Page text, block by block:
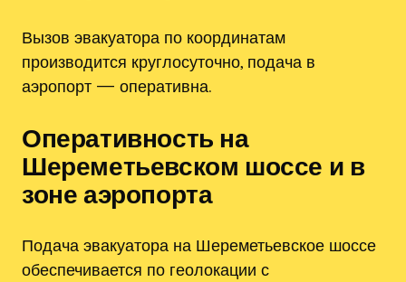
Вызов эвакуатора по координатам
производится круглосуточно, подача в
аэропорт — оперативна.
Оперативность на
Шереметьевском шоссе и в
зоне аэропорта
Подача эвакуатора на Шереметьевское шоссе
обеспечивается по геолокации с